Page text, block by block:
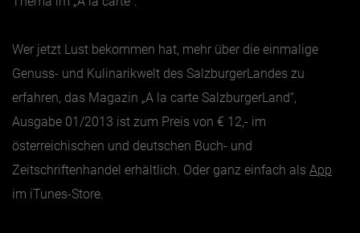
Wer jetzt Lust bekommen hat, mehr über die einmalige
Genuss- und Kulinarikwelt des SalzburgerLandes zu
erfahren, das Magazin „A la carte SalzburgerLand“,
Ausgabe 01/2013 ist zum Preis von € 12,- im
österreichischen und deutschen Buch- und
Zeitschriftenhandel erhältlich. Oder ganz einfach als App
im iTunes-Store.